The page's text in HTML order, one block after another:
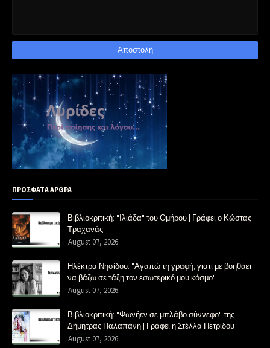
ΠΡΟΣΦΑΤΑ ΑΡΘΡΑ
Βιβλιοκριτική: "Ιλιάδα" του Ομήρου | Γράφει ο Κώστας
Τραχανάς
August 07, 2026
Ηλέκτρα Νησίδου: "Αγαπώ τη γραφή, γιατί με βοηθάει
να βάζω σε τάξη τον εσωτερικό μου κόσμο"
August 07, 2026
Βιβλιοκριτική: "Φωνήεν σε μπλάβο σύννεφο" της
Δήμητρας Παλαπάνη | Γράφει η Στέλλα Πετρίδου
August 07, 2026